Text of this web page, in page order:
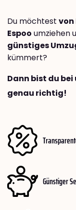
Du möchtest von
Espoo umziehen
günstiges
kümmert?
Dann bist du bei
genau richtig!
Günstiger